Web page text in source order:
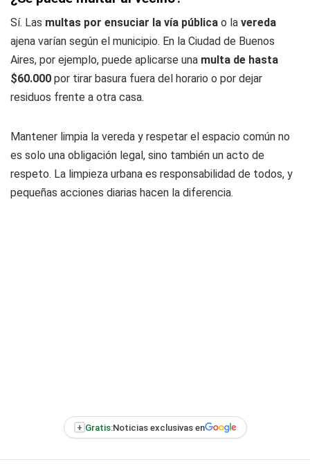
Sí. Las multas por ensuciar la vía pública o la vereda
ajena varían según el municipio. En la Ciudad de Buenos
Aires, por ejemplo, puede aplicarse una multa de hasta
$60.000 por tirar basura fuera del horario o por dejar
residuos frente a otra casa.
Mantener limpia la vereda y respetar el espacio común no
es solo una obligación legal, sino también un acto de
respeto. La limpieza urbana es responsabilidad de todos, y
pequeñas acciones diarias hacen la diferencia.
+ Gratis:Noticias exclusivas en